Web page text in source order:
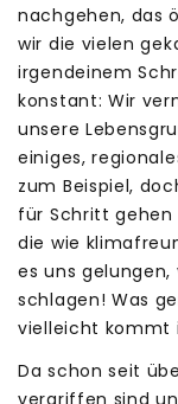
nachgehen, das
wir die vielen
irgendeinem
konstant: Wir
unsere
einiges,
zum Beispiel,
für Schritt gehen
die wie
es uns
schlagen! Was
vielleicht kommt
Da schon seit
vergriffen sind